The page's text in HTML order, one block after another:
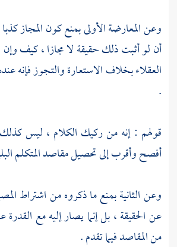
وعن المعارضة الأولى بمنع كون المجاز كذبا
أن لو أثبت ذلك حقيقة لا مجازا ، كيف
العقلاء بخلاف الاستعارة والتجوز فإنه
.
قولهم : إنه من ركيك الكلام ، ليس كذلك
أفصح وأقرب إلى تحصيل مقاصد المتكلم
وعن الثانية بمنع ما ذكروه من اشتراط
عن الحقيقة ، بل إنما يصار إليه مع القدرة
من المقاصد فيما تقدم .